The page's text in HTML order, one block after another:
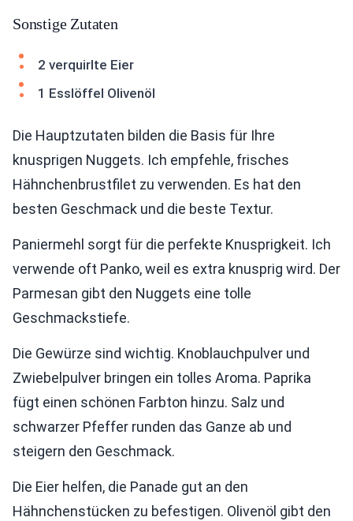
Sonstige Zutaten
2 verquirlte Eier
1 Esslöffel Olivenöl
Die Hauptzutaten bilden die Basis für Ihre
knusprigen Nuggets. Ich empfehle, frisches
Hähnchenbrustfilet zu verwenden. Es hat den
besten Geschmack und die beste Textur.
Paniermehl sorgt für die perfekte Knusprigkeit. Ich
verwende oft Panko, weil es extra knusprig wird. Der
Parmesan gibt den Nuggets eine tolle
Geschmackstiefe.
Die Gewürze sind wichtig. Knoblauchpulver und
Zwiebelpulver bringen ein tolles Aroma. Paprika
fügt einen schönen Farbton hinzu. Salz und
schwarzer Pfeffer runden das Ganze ab und
steigern den Geschmack.
Die Eier helfen, die Panade gut an den
Hähnchenstücken zu befestigen. Olivenöl gibt den